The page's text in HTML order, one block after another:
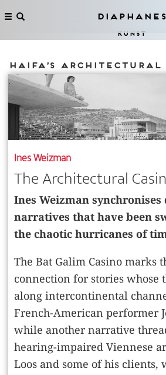
Diaphanes
Kunst
Haifa’s architectural
Ines Weizman
The Architectural
Ines Weizman
narratives that have been
the chaotic hurricanes of
The Bat Galim Casino marks
connection for stories whose
along intercontinental
French-American performer
while another narrative
hearing-impaired Viennese
Loos and some of his clients,